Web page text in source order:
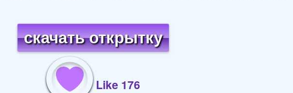
скачать открытку
Like 176